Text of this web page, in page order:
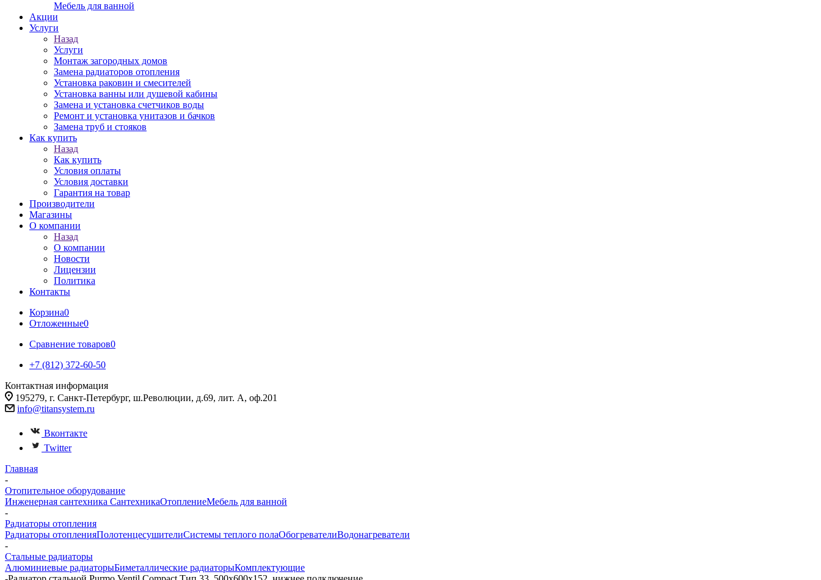
Мебель для ванной
Акции
Услуги
Назад
Услуги
Монтаж загородных домов
Замена радиаторов отопления
Установка раковин и смесителей
Установка ванны или душевой кабины
Замена и установка счетчиков воды
Ремонт и установка унитазов и бачков
Замена труб и стояков
Как купить
Назад
Как купить
Условия оплаты
Условия доставки
Гарантия на товар
Производители
Магазины
О компании
Назад
О компании
Новости
Лицензии
Политика
Контакты
Корзина0
Отложенные0
Сравнение товаров0
+7 (812) 372-60-50
Контактная информация
195279, г. Санкт-Петербург, ш.Революции, д.69, лит. А, оф.201
info@titansystem.ru
Вконтакте
Twitter
Главная
-
Отопительное оборудование
Инженерная сантехника СантехникаОтоплениеМебель для ванной
-
Радиаторы отопления
Радиаторы отопленияПолотенцесушителиСистемы теплого полаОбогревателиВодонагреватели
-
Стальные радиаторы
Алюминиевые радиаторыБиметаллические радиаторыКомплектующие